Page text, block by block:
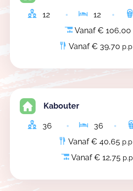
12 12
Vanaf € 106,00
Vanaf € 39,70
Kabouter
36 36
Vanaf € 40,65
Vanaf € 12,75